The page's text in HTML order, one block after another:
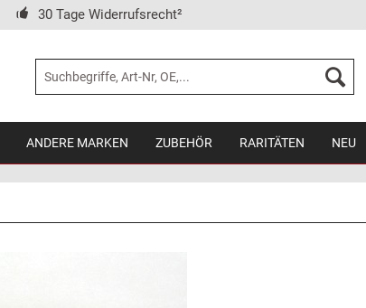
30 Tage Widerrufsrecht²
ANDERE MARKEN ZUBEHÖR RARITÄTEN NEU